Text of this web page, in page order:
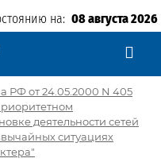
на: 08 августа 2026
РФ от 24.05.2000 N 405
деятельности сетей
ситуациях